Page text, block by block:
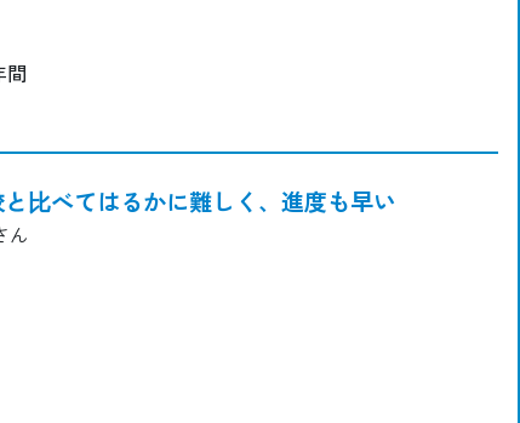
間
⽐べてはるかに難しく、進度も早い
ん